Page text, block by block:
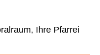
Ihre Pfarrei